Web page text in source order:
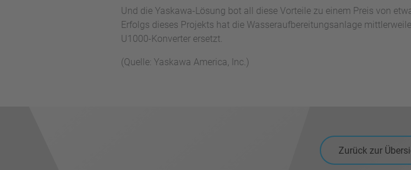
Und die Yaskawa-Lösung bot all diese Vorteile zu einem Preis von
Erfolgs dieses Projekts hat die Wasseraufbereitungsanlage
U1000-Konverter ersetzt.
(Quelle: Yaskawa America, Inc.)
Zurück zur